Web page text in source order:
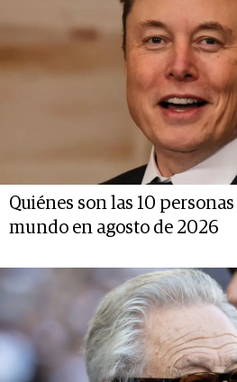
Quiénes son las 10 personas
mundo en agosto de 2026